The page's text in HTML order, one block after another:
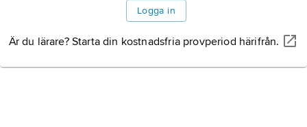
Logga in
Är du lärare? Starta din kostnadsfria provperiod härifrån.